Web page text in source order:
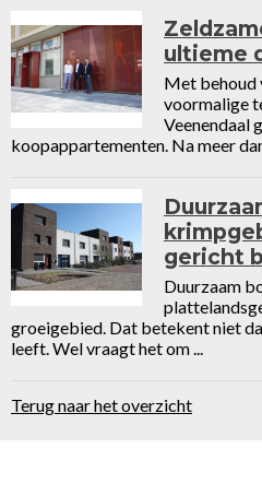
ultieme
Met behoud
voormalige
Veenendaal
koopappartementen. Na meer
gericht
Duurzaam
groeigebied. Dat betekent niet
leeft. Wel vraagt het om ...
Terug naar het overzicht